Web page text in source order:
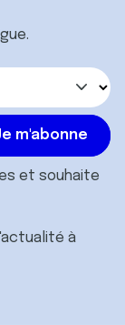
et souhaite
à